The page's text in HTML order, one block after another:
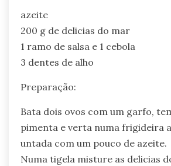
azeite
200 g de delicias do mar
1 ramo de salsa e 1 cebola
3 dentes de alho
Preparação:
Bata dois ovos com um garfo,
pimenta e verta numa frigideira
untada com um pouco de azeite.
Numa tigela misture as delicias